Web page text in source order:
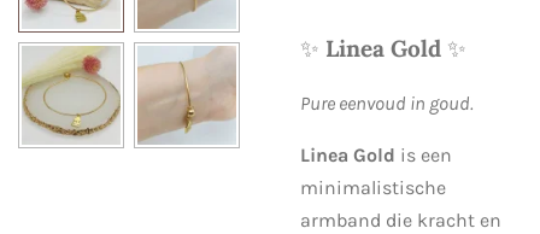
✨ Linea Gold ✨
Pure eenvoud in goud.
Linea Gold is een
minimalistische
armband die kracht en